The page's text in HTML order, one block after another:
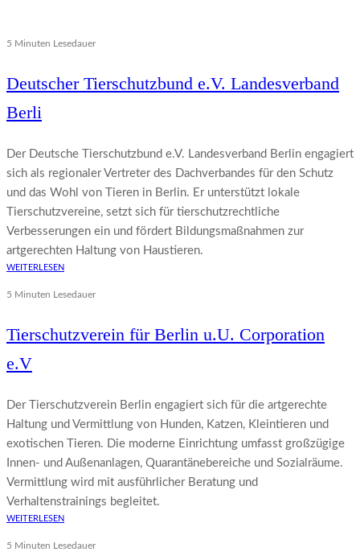
5 Minuten Lesedauer
Deutscher Tierschutzbund e.V. Landesverband
Berli
Der Deutsche Tierschutzbund e.V. Landesverband Berlin engagiert
sich als regionaler Vertreter des Dachverbandes für den Schutz
und das Wohl von Tieren in Berlin. Er unterstützt lokale
Tierschutzvereine, setzt sich für tierschutzrechtliche
Verbesserungen ein und fördert Bildungsmaßnahmen zur
artgerechten Haltung von Haustieren.
WEITERLESEN
5 Minuten Lesedauer
Tierschutzverein für Berlin u.U. Corporation
e.V
Der Tierschutzverein Berlin engagiert sich für die artgerechte
Haltung und Vermittlung von Hunden, Katzen, Kleintieren und
exotischen Tieren. Die moderne Einrichtung umfasst großzügige
Innen- und Außenanlagen, Quarantänebereiche und Sozialräume.
Vermittlung wird mit ausführlicher Beratung und
Verhaltenstrainings begleitet.
WEITERLESEN
5 Minuten Lesedauer